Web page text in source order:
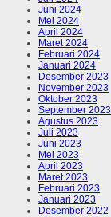
Juni 2024
Mei 2024
April 2024
Maret 2024
Februari 2024
Januari 2024
Desember 2023
November 2023
Oktober 2023
September 2023
Agustus 2023
Juli 2023
Juni 2023
Mei 2023
April 2023
Maret 2023
Februari 2023
Januari 2023
Desember 2022